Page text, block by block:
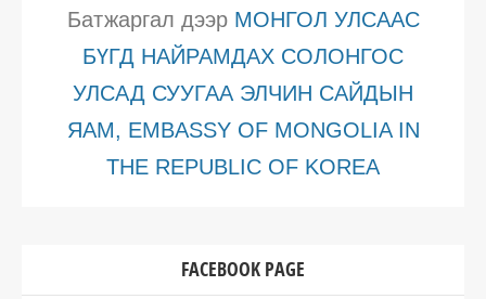
Батжаргал дээр МОНГОЛ УЛСААС
БҮГД НАЙРАМДАХ СОЛОНГОС
УЛСАД СУУГАА ЭЛЧИН САЙДЫН
ЯАМ, EMBASSY OF MONGOLIA IN
THE REPUBLIC OF KOREA
FACEBOOK PAGE